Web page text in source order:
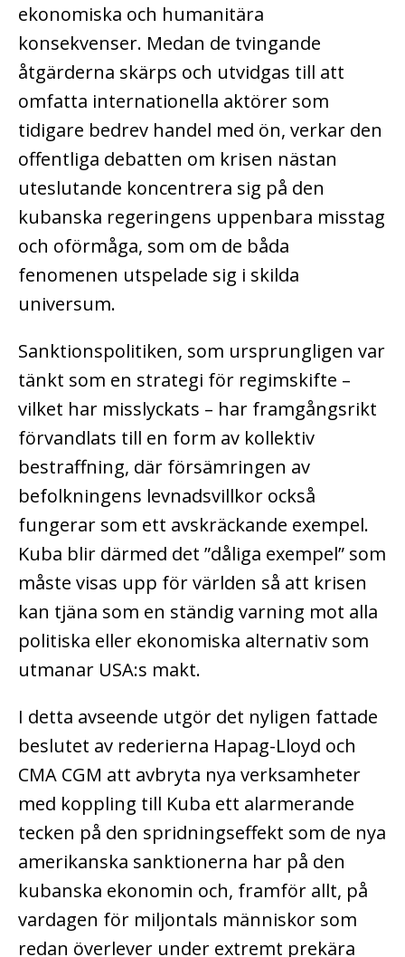
ekonomiska och humanitära
konsekvenser. Medan de tvingande
åtgärderna skärps och utvidgas till att
omfatta internationella aktörer som
tidigare bedrev handel med ön, verkar den
offentliga debatten om krisen nästan
uteslutande koncentrera sig på den
kubanska regeringens uppenbara misstag
och oförmåga, som om de båda
fenomenen utspelade sig i skilda
universum.
Sanktionspolitiken, som ursprungligen var
tänkt som en strategi för regimskifte –
vilket har misslyckats – har framgångsrikt
förvandlats till en form av kollektiv
bestraffning, där försämringen av
befolkningens levnadsvillkor också
fungerar som ett avskräckande exempel.
Kuba blir därmed det ”dåliga exempel” som
måste visas upp för världen så att krisen
kan tjäna som en ständig varning mot alla
politiska eller ekonomiska alternativ som
utmanar USA:s makt.
I detta avseende utgör det nyligen fattade
beslutet av rederierna Hapag-Lloyd och
CMA CGM att avbryta nya verksamheter
med koppling till Kuba ett alarmerande
tecken på den spridningseffekt som de nya
amerikanska sanktionerna har på den
kubanska ekonomin och, framför allt, på
vardagen för miljontals människor som
redan överlever under extremt prekära